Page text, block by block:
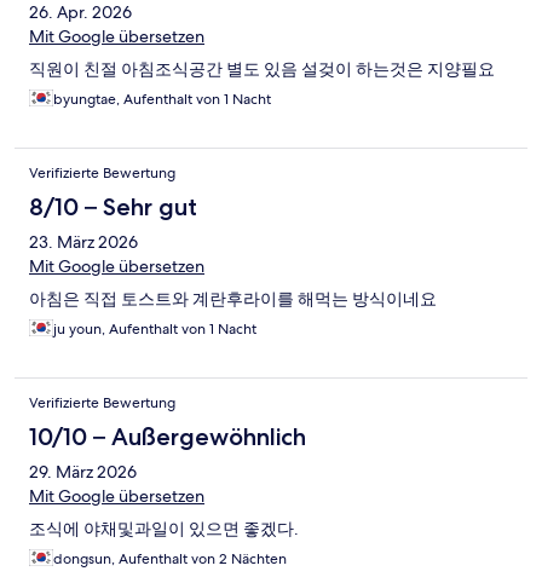
26. Apr. 2026
Mit Google übersetzen
직원이 친절 아침조식공간 별도 있음 설겆이 하는것은 지양필요
byungtae, Aufenthalt von 1 Nacht
Verifizierte Bewertung
8/10 – Sehr gut
23. März 2026
Mit Google übersetzen
아침은 직접 토스트와 계란후라이를 해먹는 방식이네요
ju youn, Aufenthalt von 1 Nacht
Verifizierte Bewertung
10/10 – Außergewöhnlich
29. März 2026
Mit Google übersetzen
조식에 야채및과일이 있으면 좋겠다.
dongsun, Aufenthalt von 2 Nächten